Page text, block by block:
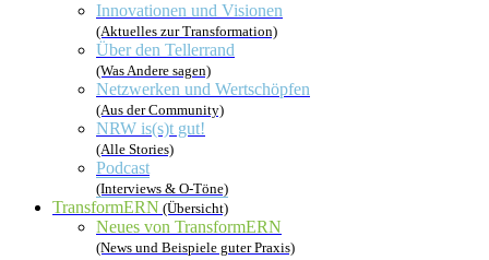
Innovationen und Visionen
(Aktuelles zur Transformation)
Über den Tellerrand
(Was Andere sagen)
Netzwerken und Wertschöpfen
(Aus der Community)
NRW is(s)t gut!
(Alle Stories)
Podcast
(Interviews & O-Töne)
TransformERN (Übersicht)
Neues von TransformERN
(News und Beispiele guter Praxis)